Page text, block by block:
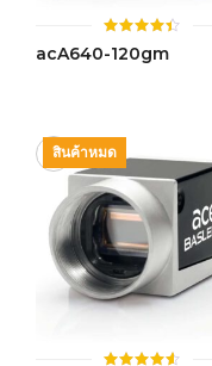
ให้
คะแนน
acA640-120gm
สินค้าหมด